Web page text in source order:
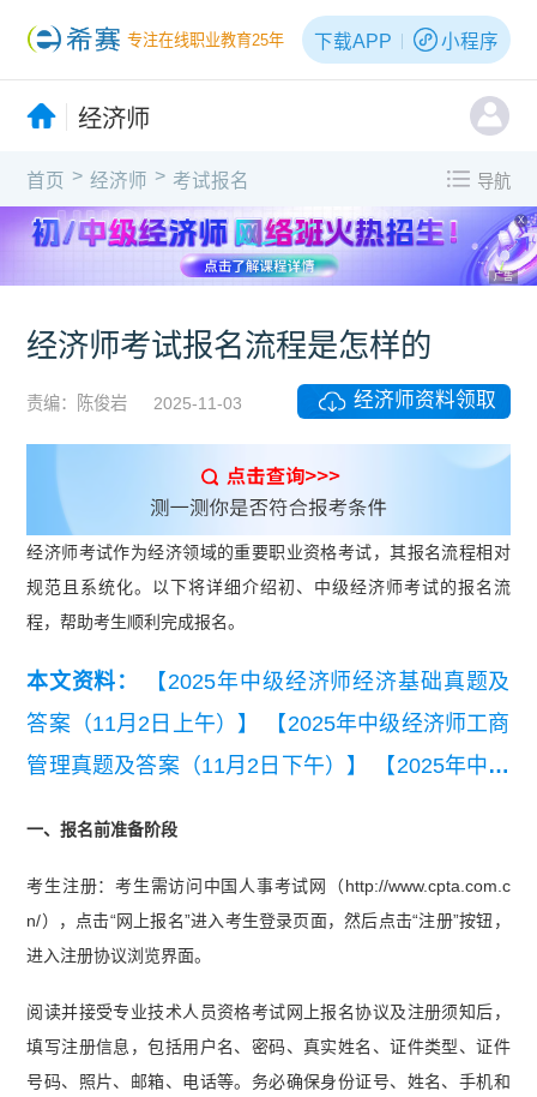
专注在线职业教育25年 下载APP 小程序
经济师
首页 > 经济师 > 考试报名 导航
X
广告
经济师考试报名流程是怎样的
责编：陈俊岩 2025-11-03 经济师资料领取
经济师考试作为经济领域的重要职业资格考试，其报名流程相对
规范且系统化。以下将详细介绍初、中级经济师考试的报名流
程，帮助考生顺利完成报名。
本文资料：
【2025年中级经济师经济基础真题及
答案（11月2日上午）】
【2025年中级经济师工商
管理真题及答案（11月2日下午）】
【2025年中级
【【希赛网】2025年中级经济师财政税收真题估分
卷（11月1日下午）.pdf】 【【希赛网】2025年中
f】
一、报名前准备阶段
考生注册：考生需访问中国人事考试网（http://www.cpta.com.c
n/），点击“网上报名”进入考生登录页面，然后点击“注册”按钮，
进入注册协议浏览界面。
阅读并接受专业技术人员资格考试网上报名协议及注册须知后，
填写注册信息，包括用户名、密码、真实姓名、证件类型、证件
号码、照片、邮箱、电话等。务必确保身份证号、姓名、手机和